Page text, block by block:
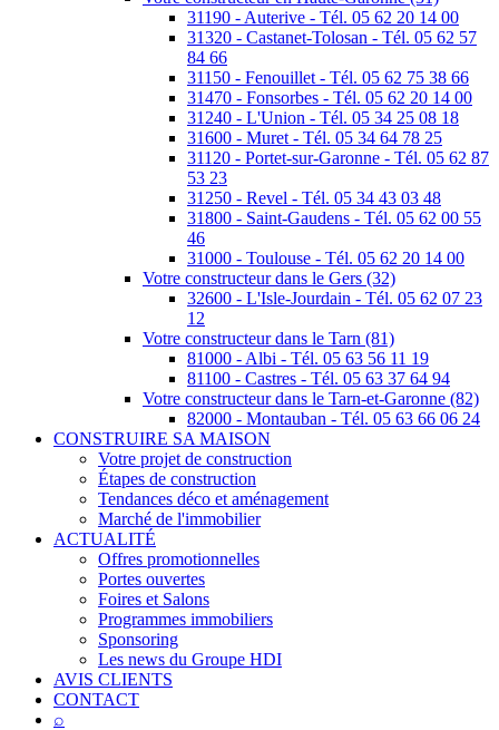
31190 - Auterive - Tél. 05 62 20 14 00
31320 - Castanet-Tolosan - Tél. 05 62 57
84 66
31150 - Fenouillet - Tél. 05 62 75 38 66
31470 - Fonsorbes - Tél. 05 62 20 14 00
31240 - L'Union - Tél. 05 34 25 08 18
31600 - Muret - Tél. 05 34 64 78 25
31120 - Portet-sur-Garonne - Tél. 05 62 87
53 23
31250 - Revel - Tél. 05 34 43 03 48
31800 - Saint-Gaudens - Tél. 05 62 00 55
46
31000 - Toulouse - Tél. 05 62 20 14 00
Votre constructeur dans le Gers (32)
32600 - L'Isle-Jourdain - Tél. 05 62 07 23
12
Votre constructeur dans le Tarn (81)
81000 - Albi - Tél. 05 63 56 11 19
81100 - Castres - Tél. 05 63 37 64 94
Votre constructeur dans le Tarn-et-Garonne (82)
82000 - Montauban - Tél. 05 63 66 06 24
CONSTRUIRE SA MAISON
Votre projet de construction
Étapes de construction
Tendances déco et aménagement
Marché de l'immobilier
ACTUALITÉ
Offres promotionnelles
Portes ouvertes
Foires et Salons
Programmes immobiliers
Sponsoring
Les news du Groupe HDI
AVIS CLIENTS
CONTACT
⌕